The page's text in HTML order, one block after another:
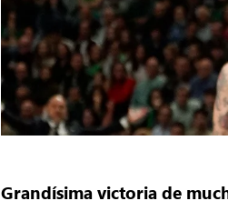
Grandísima victoria de